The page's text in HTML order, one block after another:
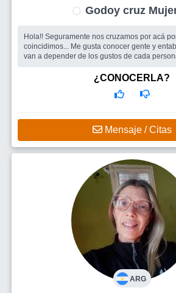
Godoy cruz
Hola!! Seguramente nos cruzamos por acá por que en algo
coincidimos... Me gusta conocer gente y
van a depender de los gustos de cada
¿CONOCERLA?
Mensaje / Citas
ARG